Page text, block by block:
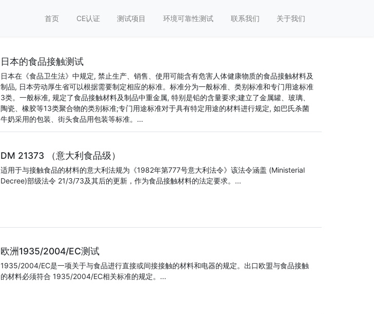
首页 CE认证 测试项目 环境可靠性测试 联系我们 关于我们
日本的食品接触测试
日本在《食品卫生法》中规定, 禁止生产、销售、使用可能含有危害人体健康物质的食品接触材料及
制品, 日本劳动厚生省可以根据需要制定相应的标准。标准分为一般标准、类别标准和专门用途标准
3类。一般标准, 规定了食品接触材料及制品中重金属, 特别是铅的含量要求;建立了金属罐、玻璃、
陶瓷、橡胶等13类聚合物的类别标准;专门用途标准对于具有特定用途的材料进行规定, 如巴氏杀菌
牛奶采用的包装、街头食品用包装等标准。...
DM 21373 （意大利食品级）
适用于与接触食品的材料的意大利法规为《1982年第777号意大利法令》该法令涵盖 (Ministerial
Decree)部级法令 21/3/73及其后的更新，作为食品接触材料的法定要求。...
欧洲1935/2004/EC测试
1935/2004/EC是一项关于与食品进行直接或间接接触的材料和电器的规定。出口欧盟与食品接触
的材料必须符合 1935/2004/EC相关标准的规定。...